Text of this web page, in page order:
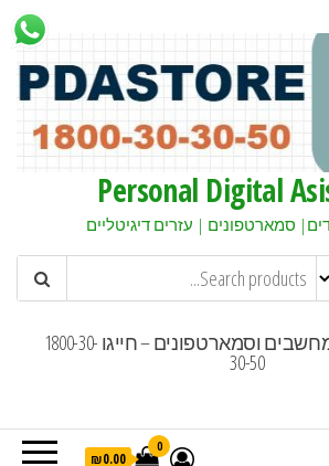
Personal Digital
סמארטפונים | עזרים דיגיטליים
מגוון מבצעים למחשבים וסמארטפונים – חייגו 1800-30-
30-50
0
₪0.00